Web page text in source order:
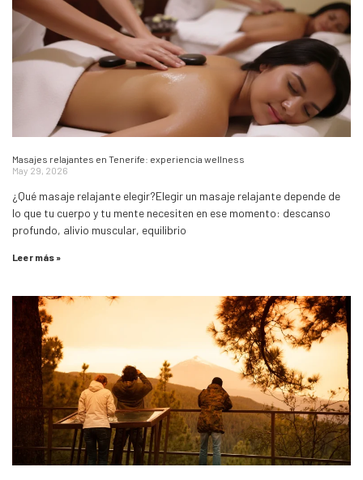
Masajes relajantes en Tenerife: experiencia wellness
May 29, 2026
¿Qué masaje relajante elegir?Elegir un masaje relajante depende de
lo que tu cuerpo y tu mente necesiten en ese momento: descanso
profundo, alivio muscular, equilibrio
Leer más »